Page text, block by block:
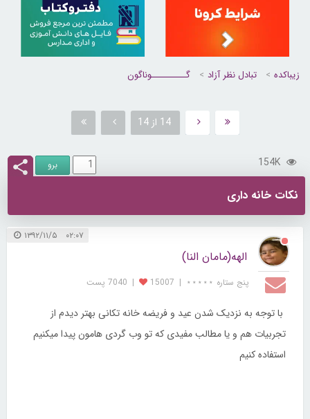
زیباکده تبادل نظر آزاد گــــــــــوناگون
14 از 14
154K
نکات خانه داری
۰۲:۰۷ ۱۳۹۲/۱۱/۵
الهه(مامان النا)
پنج ستاره ⋆⋆⋆⋆⋆ |
15007
| 7040 پست
با توجه به نزدیک شدن عید و فریضه خانه تکانی بهتر دیدم از
تجربیات هم و یا مطالب مفیدی که تو وب گردی هامون پیدا میکنیم
استفاده کنیم